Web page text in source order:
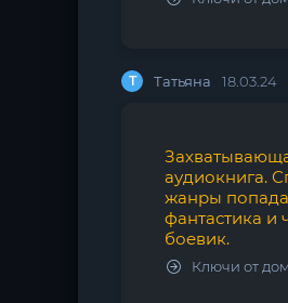
Т Татьяна 18.03.24
аудиокнига.
жанры
фантастика и
боевик.
Ключи от дома -